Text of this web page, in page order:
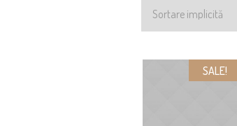
SALE!